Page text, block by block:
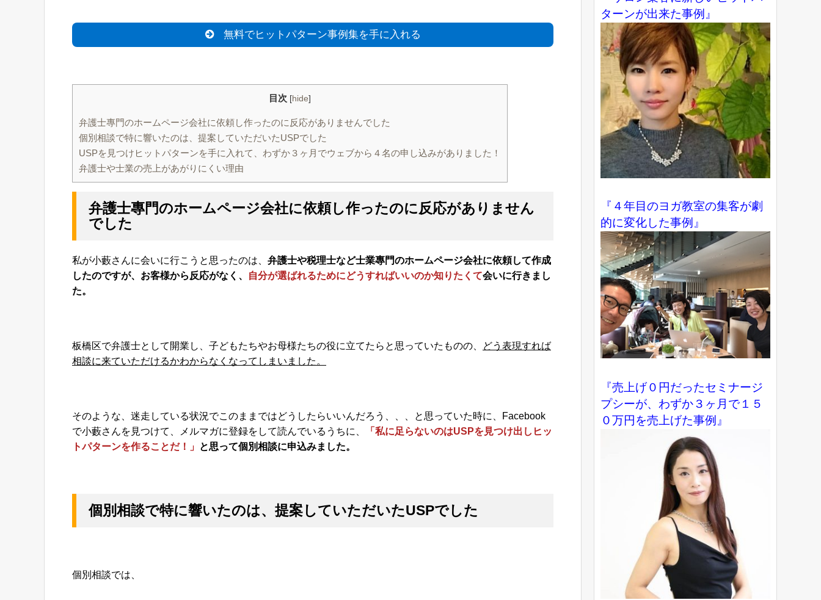
無料でヒットパターン事例集を手に入れる
目次 [hide]
弁護士專門のホームページ会社に依頼し作ったのに反応がありませんでした
個別相談で特に響いたのは、提案していただいたUSPでした
USPを見つけヒットパターンを手に入れて、わずか３ヶ月でウェブから４名の申し込みがありました！
弁護士や士業の売上があがりにくい理由
弁護士專門のホームページ会社に依頼し作ったのに反応がありません
でした
私が小藪さんに会いに行こうと思ったのは、 弁護士や税理士など士業專門のホームページ会社に依頼して作成
したのですが、 お客様から反応がなく、 自分が選ばれるためにどうすればいいのか知りたくて会いに行きまし
た。
板橋区で弁護士として開業し、子どもたちやお母様たちの役に立てたらと思っていたものの、
どう表現すれば
相談に来ていただけるかわからなくなってしまいました。
そのような、迷走している状況でこのままではどうしたらいいんだろう、、、と思っていた時に、Facebook
で小藪さんを見つけて、メルマガに登録をして読んでいるうちに、
「私に足らないのはUSPを見つけ出しヒッ
トパターンを作ることだ！」 と思って個別相談に申込みました。
個別相談で特に響いたのは、提案していただいたUSPでした
個別相談では、
ターンが出来た事例』
『４年目のヨガ教室の集客が劇
的に変化した事例』
『売上げ０円だったセミナージ
プシーが、わずか３ヶ月で１５
０万円を売上げた事例』